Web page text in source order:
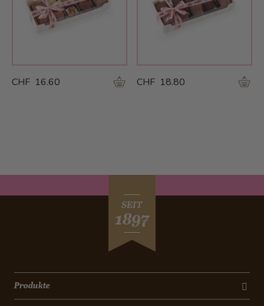
CHF 16.60 CHF 18.80
SEIT
1897
Produkte